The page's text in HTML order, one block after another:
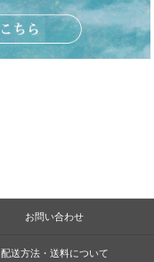
お問い合わせ
配送方法・送料について